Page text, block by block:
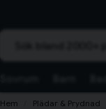
Hem Plädar & Prydnad